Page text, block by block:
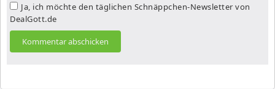
Ja, ich möchte den täglichen Schnäppchen-Newsletter von
DealGott.de